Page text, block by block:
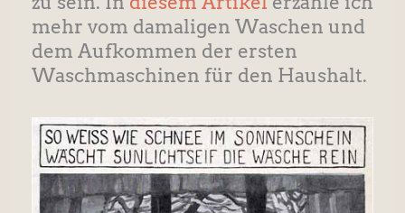
mehr vom damaligen Waschen und
dem Aufkommen der ersten
Waschmaschinen für den Haushalt.